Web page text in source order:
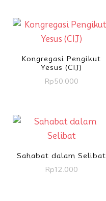
Kongregasi Pengikut
Yesus (CIJ)
Rp50.000
Sahabat dalam Selibat
Rp12.000